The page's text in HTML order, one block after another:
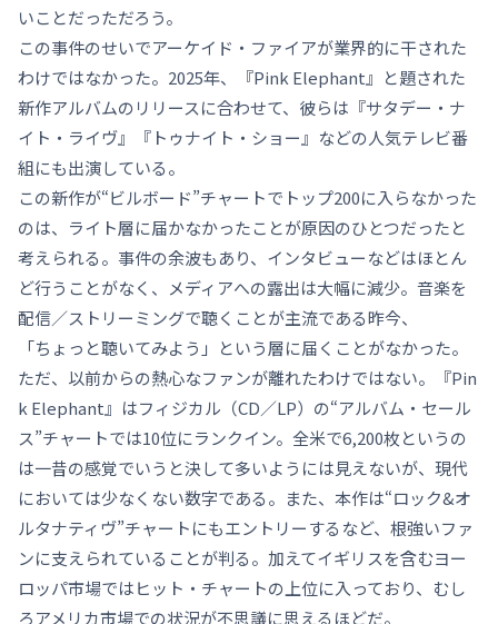
いことだっただろう。
この事件のせいでアーケイド・ファイアが業界的に干された
わけではなかった。2025年、『Pink Elephant』と題された
新作アルバムのリリースに合わせて、彼らは『サタデー・ナ
イト・ライヴ』『トゥナイト・ショー』などの人気テレビ番
組にも出演している。
この新作が“ビルボード”チャートでトップ200に入らなかった
のは、ライト層に届かなかったことが原因のひとつだったと
考えられる。事件の余波もあり、インタビューなどはほとん
ど行うことがなく、メディアへの露出は大幅に減少。音楽を
配信／ストリーミングで聴くことが主流である昨今、
「ちょっと聴いてみよう」という層に届くことがなかった。
ただ、以前からの熱心なファンが離れたわけではない。『Pin
k Elephant』はフィジカル（CD／LP）の“アルバム・セール
ス”チャートでは10位にランクイン。全米で6,200枚というの
は一昔の感覚でいうと決して多いようには見えないが、現代
においては少なくない数字である。また、本作は“ロック&オ
ルタナティヴ”チャートにもエントリーするなど、根強いファ
ンに支えられていることが判る。加えてイギリスを含むヨー
ロッパ市場ではヒット・チャートの上位に入っており、むし
ろアメリカ市場での状況が不思議に思えるほどだ。